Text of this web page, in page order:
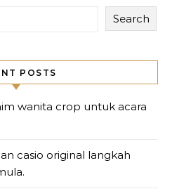
Search
POSTS
wanita crop untuk acara
casio original langkah